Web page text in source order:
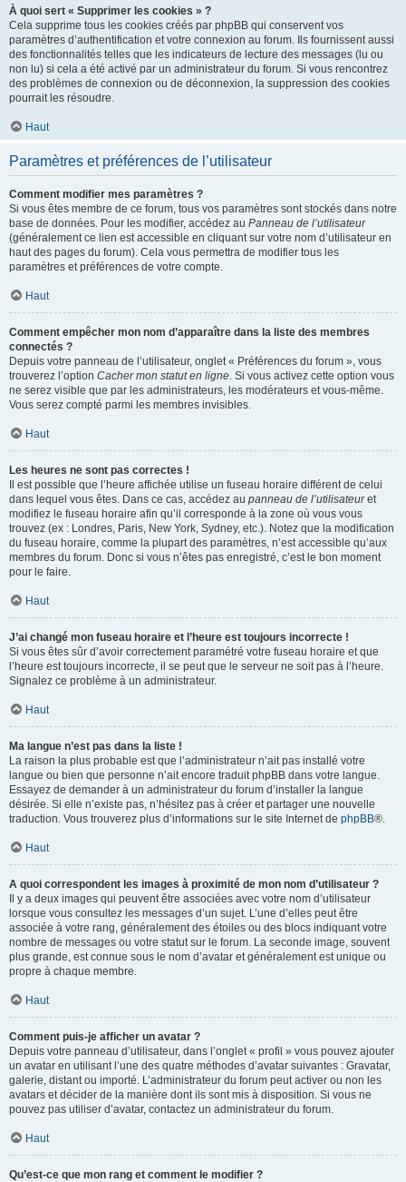
À quoi sert « Supprimer les cookies » ?
Cela supprime tous les cookies créés par phpBB qui conservent vos
paramètres d’authentification et votre connexion au forum. Ils fournissent aussi
des fonctionnalités telles que les indicateurs de lecture des messages (lu ou
non lu) si cela a été activé par un administrateur du forum. Si vous rencontrez
des problèmes de connexion ou de déconnexion, la suppression des cookies
pourrait les résoudre.
Haut
Paramètres et préférences de l’utilisateur
Comment modifier mes paramètres ?
Si vous êtes membre de ce forum, tous vos paramètres sont stockés dans notre
base de données. Pour les modifier, accédez au Panneau de l’utilisateur
(généralement ce lien est accessible en cliquant sur votre nom d’utilisateur en
haut des pages du forum). Cela vous permettra de modifier tous les
paramètres et préférences de votre compte.
Haut
Comment empêcher mon nom d’apparaître dans la liste des membres
connectés ?
Depuis votre panneau de l’utilisateur, onglet « Préférences du forum », vous
trouverez l’option Cacher mon statut en ligne. Si vous activez cette option vous
ne serez visible que par les administrateurs, les modérateurs et vous-même.
Vous serez compté parmi les membres invisibles.
Haut
Les heures ne sont pas correctes !
Il est possible que l’heure affichée utilise un fuseau horaire différent de celui
dans lequel vous êtes. Dans ce cas, accédez au panneau de l’utilisateuret
modifiez le fuseau horaire afin qu’il corresponde à la zone où vous vous
trouvez (ex : Londres, Paris, New York, Sydney, etc.). Notez que la modification
du fuseau horaire, comme la plupart des paramètres, n’est accessible qu’aux
membres du forum. Donc si vous n’êtes pas enregistré, c’est le bon moment
pour le faire.
Haut
J’ai changé mon fuseau horaire et l’heure est toujours incorrecte !
Si vous êtes sûr d’avoir correctement paramétré votre fuseau horaire et que
l’heure est toujours incorrecte, il se peut que le serveur ne soit pas à l’heure.
Signalez ce problème à un administrateur.
Haut
Ma langue n’est pas dans la liste !
La raison la plus probable est que l’administrateur n’ait pas installé votre
langue ou bien que personne n’ait encore traduit phpBB dans votre langue.
Essayez de demander à un administrateur du forum d’installer la langue
désirée. Si elle n’existe pas, n’hésitez pas à créer et partager une nouvelle
traduction. Vous trouverez plus d’informations sur le site Internet de phpBB®.
Haut
A quoi correspondent les images à proximité de mon nom d’utilisateur ?
Il y a deux images qui peuvent être associées avec votre nom d’utilisateur
lorsque vous consultez les messages d’un sujet. L’une d’elles peut être
associée à votre rang, généralement des étoiles ou des blocs indiquant votre
nombre de messages ou votre statut sur le forum. La seconde image, souvent
plus grande, est connue sous le nom d’avatar et généralement est unique ou
propre à chaque membre.
Haut
Comment puis-je afficher un avatar ?
Depuis votre panneau d’utilisateur, dans l’onglet « profil » vous pouvez ajouter
un avatar en utilisant l’une des quatre méthodes d’avatar suivantes : Gravatar,
galerie, distant ou importé. L’administrateur du forum peut activer ou non les
avatars et décider de la manière dont ils sont mis à disposition. Si vous ne
pouvez pas utiliser d’avatar, contactez un administrateur du forum.
Haut
Qu’est-ce que mon rang et comment le modifier ?